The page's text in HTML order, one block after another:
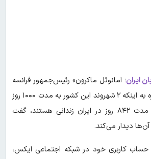
ایران؛ امانوئل ماکرون» رئیس‌جمهور فرانسه
شامگاه جمعه و با اشاره به اینکه ۲ شهروند این کشور به مدت ۱۰۰۰ روز
و یک شهروند هم به مدت ۸۴۲ روز در ایران زندانی هستند، گفت
دیدار می‌کند.
کاربری خود در شبکه اجتماعی ایکس،